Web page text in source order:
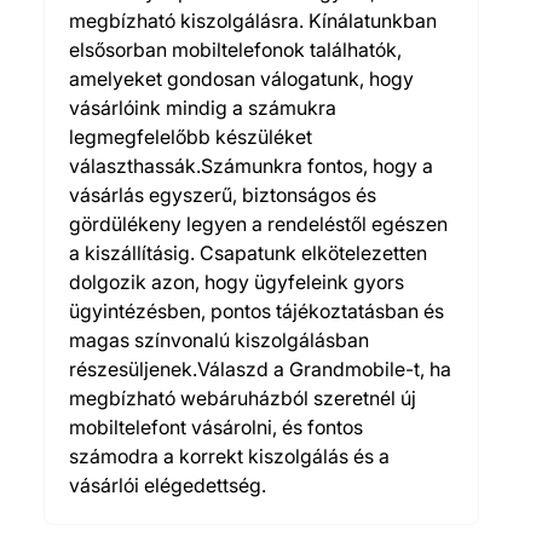
megbízható kiszolgálásra. Kínálatunkban
elsősorban mobiltelefonok találhatók,
amelyeket gondosan válogatunk, hogy
vásárlóink mindig a számukra
legmegfelelőbb készüléket
választhassák.Számunkra fontos, hogy a
vásárlás egyszerű, biztonságos és
gördülékeny legyen a rendeléstől egészen
a kiszállításig. Csapatunk elkötelezetten
dolgozik azon, hogy ügyfeleink gyors
ügyintézésben, pontos tájékoztatásban és
magas színvonalú kiszolgálásban
részesüljenek.Válaszd a Grandmobile-t, ha
megbízható webáruházból szeretnél új
mobiltelefont vásárolni, és fontos
számodra a korrekt kiszolgálás és a
vásárlói elégedettség.